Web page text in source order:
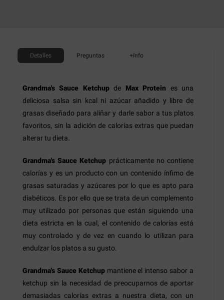
Detalles Preguntas +Info
Grandma's Sauce Ketchupde Max Protein es una
deliciosa salsa sin kcal ni azúcar añadido y libre de
grasas diseñado para aliñar y darle sabor a tus platos
favoritos, sin la adición de calorías extras que puedan
alterar tu dieta.
Grandma's Sauce Ketchup prácticamente no contiene
calorías y es un producto con un contenido ínfimo de
grasas saturadas y azúcares por lo que es apto para
diabéticos. Es por ello que se trata de un complemento
muy utilizado por personas que están siguiendo una
dieta estricta en la cual, el contenido de calorías está
muy controlado y de vez en cuando lo utilizan para
endulzar los platos a su gusto.
Grandma's Sauce Ketchup mantiene el intenso sabor a
ketchup sin la necesidad de preocuparnos de aportar
demasiadas calorías extras a nuestra dieta, con un